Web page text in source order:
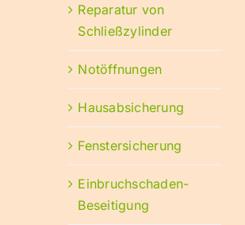
Reparatur von
Schließzylinder
Notöffnungen
Hausabsicherung
Fenstersicherung
Einbruchschaden-
Beseitigung